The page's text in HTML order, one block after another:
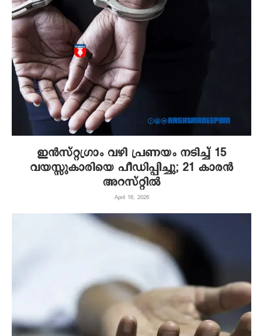
ഇൻസ്റ്റഗ്രാം വഴി പ്രണയം നടിച്ച് 15
വയസ്സുകാരിയെ പീഡിപ്പിച്ചു; 21 കാരൻ
അറസ്റ്റിൽ
April 16, 2026